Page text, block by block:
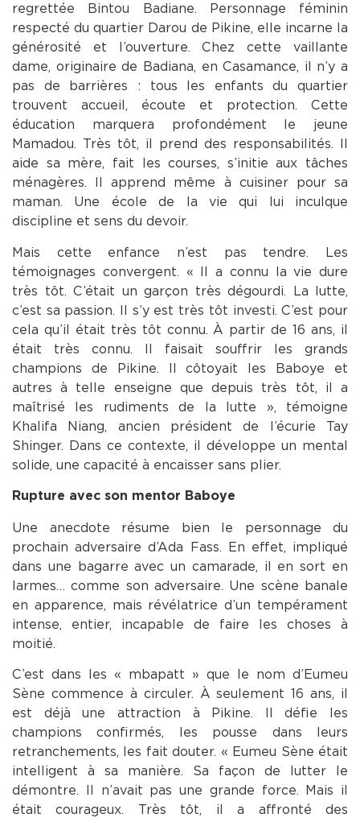
regrettée Bintou Badiane. Personnage féminin
respecté du quartier Darou de Pikine, elle incarne la
générosité et l’ouverture. Chez cette vaillante
dame, originaire de Badiana, en Casamance, il n’y a
pas de barrières : tous les enfants du quartier
trouvent accueil, écoute et protection. Cette
éducation marquera profondément le jeune
Mamadou. Très tôt, il prend des responsabilités. Il
aide sa mère, fait les courses, s’initie aux tâches
ménagères. Il apprend même à cuisiner pour sa
maman. Une école de la vie qui lui inculque
discipline et sens du devoir.
Mais cette enfance n’est pas tendre. Les
témoignages convergent. « Il a connu la vie dure
très tôt. C’était un garçon très dégourdi. La lutte,
c’est sa passion. Il s’y est très tôt investi. C’est pour
cela qu’il était très tôt connu. À partir de 16 ans, il
était très connu. Il faisait souffrir les grands
champions de Pikine. Il côtoyait les Baboye et
autres à telle enseigne que depuis très tôt, il a
maîtrisé les rudiments de la lutte », témoigne
Khalifa Niang, ancien président de l’écurie Tay
Shinger. Dans ce contexte, il développe un mental
solide, une capacité à encaisser sans plier.
Rupture avec son mentor Baboye
Une anecdote résume bien le personnage du
prochain adversaire d’Ada Fass. En effet, impliqué
dans une bagarre avec un camarade, il en sort en
larmes… comme son adversaire. Une scène banale
en apparence, mais révélatrice d’un tempérament
intense, entier, incapable de faire les choses à
moitié.
C’est dans les « mbapatt » que le nom d’Eumeu
Sène commence à circuler. À seulement 16 ans, il
est déjà une attraction à Pikine. Il défie les
champions confirmés, les pousse dans leurs
retranchements, les fait douter. « Eumeu Sène était
intelligent à sa manière. Sa façon de lutter le
démontre. Il n’avait pas une grande force. Mais il
était courageux. Très tôt, il a affronté des